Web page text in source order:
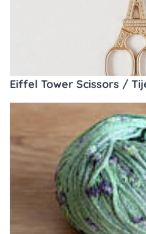
Eiffel Tower Scissors /